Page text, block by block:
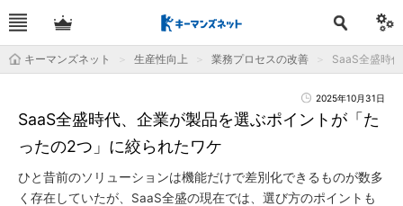
キーマンズネット 生産性向上 業務プロセスの改善 SaaS全盛時
2025年10月31日
SaaS全盛時代、企業が製品を選ぶポイントが「た
ったの2つ」に絞られたワケ
ひと昔前のソリューションは機能だけで差別化できるものが数多
く存在していたが、SaaS全盛の現在では、選び方のポイントも